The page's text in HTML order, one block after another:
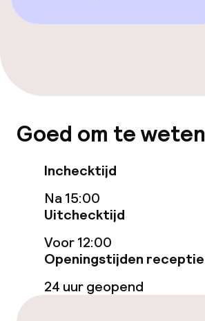
Bar
Eet- en drinkdiensten
Ontbijtbuffet
Lunch à la carte
Lunch, vast menu
Diner à la carte
Goed om te weten
Inchecktijd
Na 15:00
Uitchecktijd
Voor 12:00
Openingstijden receptie
24 uur geopend